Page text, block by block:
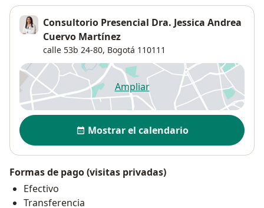
Consultorio Presencial Dra. Jessica Andrea
Cuervo Martínez
calle 53b 24-80, Bogotá 110111
Ampliarse abre en una nueva
Disponibilidad
Mostrar el calendario
Formas de pago (visitas privadas)
Efectivo
Transferencia